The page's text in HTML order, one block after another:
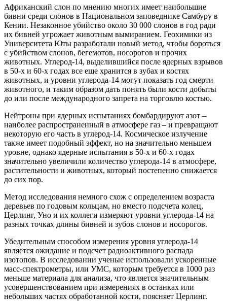
Африканский слон по мнению многих имеет наибольшие
бивни среди слонов в Национальном заповеднике Самбуру в
Кении. Незаконное убийство около 30 000 слонов в год ради
их бивней угрожает животным вымиранием. Геохимики из
Университета Юты разработали новый метод, чтобы бороться
с убийством слонов, бегемотов, носорогов и прочих
животных. Углерод-14, выделившийся после ядерных взрывов
в 50-х и 60-х годах все еще хранится в зубах и костях
животных, и уровни углерода-14 могут показать год смерти
животного, и таким образом дать понять были кости добыты
до или после международного запрета на торговлю костью.
Нейтроны при ядерных испытаниях бомбардируют азот –
наиболее распространенный в атмосфере газ – и превращают
некоторую его часть в углерод-14. Космическое излучение
также имеет подобный эффект, но на значительно меньшем
уровне, однако ядерные испытания в 50-х и 60-х годах
значительно увеличили количество углерода-14 в атмосфере,
растительности и животных, который постепенно снижается
до сих пор.
Метод исследования немного схож с определением возраста
деревьев по годовым кольцам, но вместо подсчета колец,
Церлинг, Уно и их коллеги измеряют уровни углерода-14 на
разных точках длины бивней и зубов слонов и носорогов.
Убедительным способом измерения уровня углерода-14
является ожидание и подсчет радиоактивного распада
изотопов. В исследовании ученые использовали ускоренные
масс-спектрометры, или УМС, которым требуется в 1000 раз
меньше материала для анализа, что является значительным
усовершенствованием при измерениях в останках или
небольших частях обработанной кости, поясняет Церлинг.